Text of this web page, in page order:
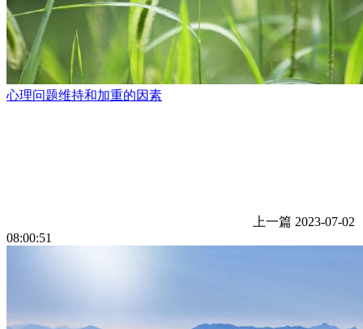
心理问题维持和加重的因素
上一篇 2023-07-02
08:00:51